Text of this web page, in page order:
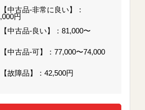
中古品-非常に良い】：
円
中古品-良い】：81,000〜
中古品-可】：77,000〜74,000
故障品】：42,500円